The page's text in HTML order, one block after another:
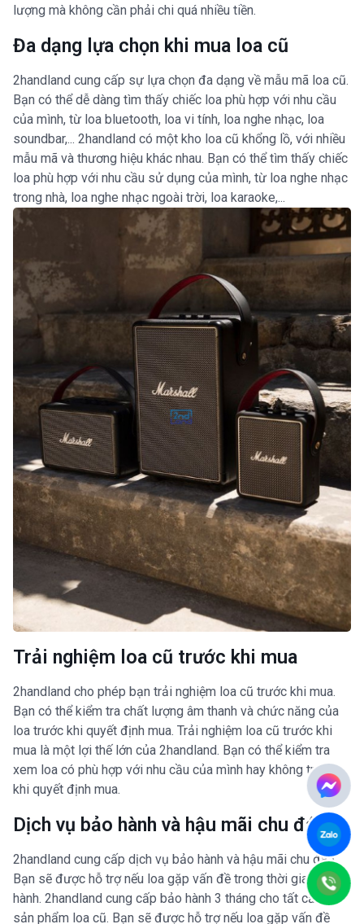
lượng mà không cần phải chi quá nhiều tiền.
Đa dạng lựa chọn khi mua loa cũ
2handland cung cấp sự lựa chọn đa dạng về mẫu mã loa cũ.
Bạn có thể dễ dàng tìm thấy chiếc loa phù hợp với nhu cầu
của mình, từ loa bluetooth, loa vi tính, loa nghe nhạc, loa
soundbar,... 2handland có một kho loa cũ khổng lồ, với nhiều
mẫu mã và thương hiệu khác nhau. Bạn có thể tìm thấy chiếc
loa phù hợp với nhu cầu sử dụng của mình, từ loa nghe nhạc
trong nhà, loa nghe nhạc ngoài trời, loa karaoke,...
Trải nghiệm loa cũ trước khi mua
2handland cho phép bạn trải nghiệm loa cũ trước khi mua.
Bạn có thể kiểm tra chất lượng âm thanh và chức năng của
loa trước khi quyết định mua. Trải nghiệm loa cũ trước khi
mua là một lợi thế lớn của 2handland. Bạn có thể kiểm tra
xem loa có phù hợp với nhu cầu của mình hay không trước
khi quyết định mua.
Dịch vụ bảo hành và hậu mãi chu đáo
2handland cung cấp dịch vụ bảo hành và hậu mãi chu đáo.
Bạn sẽ được hỗ trợ nếu loa gặp vấn đề trong thời gian bảo
hành. 2handland cung cấp bảo hành 3 tháng cho tất cả các
sản phẩm loa cũ. Bạn sẽ được hỗ trợ nếu loa gặp vấn đề